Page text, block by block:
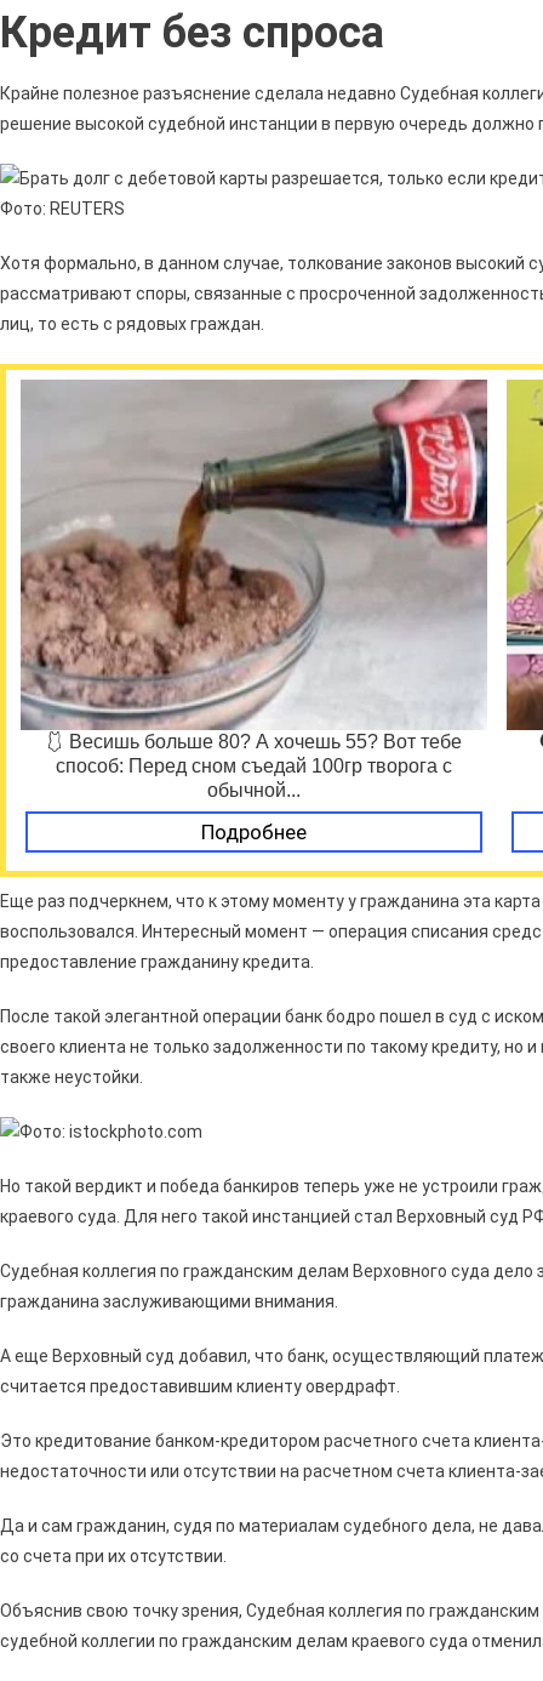
Кредит без спроса
Крайне полезное разъяснение сделала недавно Судебная
решение высокой судебной инстанции в первую очередь
Хотя формально, в данном случае, толкование законов высокий
рассматривают споры, связанные с просроченной
лиц, то есть с рядовых граждан.
🩱 Весишь больше 80? А хочешь 55? Вот тебе
способ: Перед сном съедай 100гр творога с
обычной...
Подробнее
Еще раз подчеркнем, что к этому моменту у гражданина эта
воспользовался. Интересный момент — операция списания
предоставление гражданину кредита.
После такой элегантной операции банк бодро пошел в суд с
своего клиента не только задолженности по такому кредиту,
также неустойки.
Но такой вердикт и победа банкиров теперь уже не устроили
краевого суда. Для него такой инстанцией стал Верховный суд
Судебная коллегия по гражданским делам Верховного суда
гражданина заслуживающими внимания.
А еще Верховный суд добавил, что банк, осуществляющий
считается предоставившим клиенту овердрафт.
Это кредитование банком-кредитором расчетного счета
недостаточности или отсутствии на расчетном счета клиента-
Да и сам гражданин, судя по материалам судебного дела, не
со счета при их отсутствии.
Объяснив свою точку зрения, Судебная коллегия по
судебной коллегии по гражданским делам краевого суда